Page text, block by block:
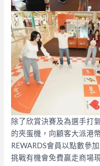
除了欣賞決賽及為選手打
的夾蛋機，向顧客大派港
REWARDS會員以點數參
挑戰有機會免費贏走商場